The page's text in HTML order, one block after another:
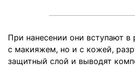
При нанесении они вступают в
с макияжем, но и с кожей,
защитный слой и выводят